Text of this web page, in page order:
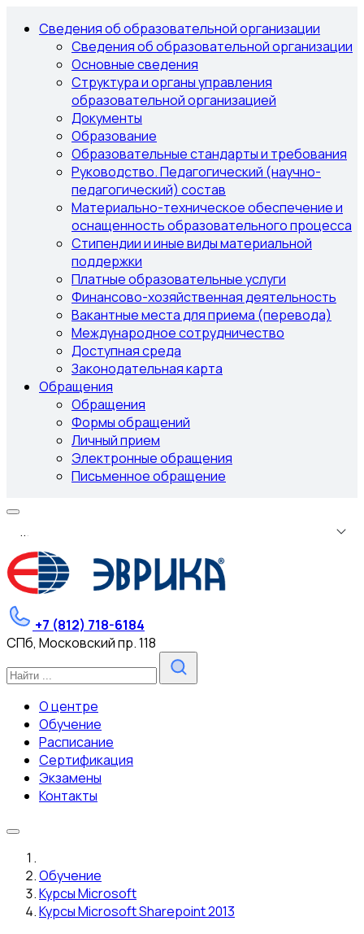
Сведения об образовательной организации
Сведения об образовательной организации
Основные сведения
Структура и органы управления
образовательной организацией
Документы
Образование
Образовательные стандарты и требования
Руководство. Педагогический (научно-
педагогический) состав
Материально-техническое обеспечение и
оснащенность образовательного процесса
Стипендии и иные виды материальной
поддержки
Платные образовательные услуги
Финансово-хозяйственная деятельность
Вакантные места для приема (перевода)
Международное сотрудничество
Доступная среда
Законодательная карта
Обращения
Обращения
Формы обращений
Личный прием
Электронные обращения
Письменное обращение
...
+7 (812) 718-6184
СПб, Московский пр. 118
О центре
Обучение
Расписание
Сертификация
Экзамены
Контакты
Обучение
Курсы Microsoft
Курсы Microsoft Sharepoint 2013